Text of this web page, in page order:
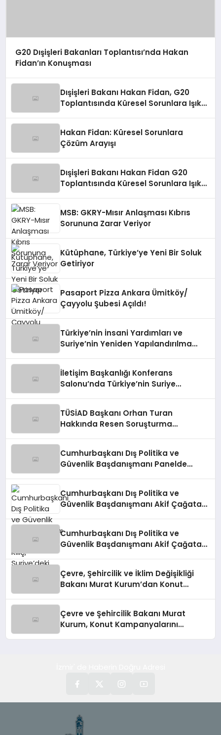
G20 Dışişleri Bakanları Toplantısı’nda Hakan
Fidan’ın Konuşması
Dışişleri Bakanı Hakan Fidan, G20
Toplantısında Küresel Sorunlara Işık
Hakan Fidan: Küresel Sorunlara
Çözüm Arayışı
Dışişleri Bakanı Hakan Fidan G20
Toplantısında Küresel Sorunlara Işık
MSB: GKRY-Mısır Anlaşması Kıbrıs
Sorununa Zarar Veriyor
Kütüphane, Türkiye’ye Yeni Bir Soluk
Getiriyor
Pasaport Pizza Ankara Ümitköy/
Çayyolu Şubesi Açıldı!
Türkiye’nin İnsani Yardımları ve
Suriye’nin Yeniden Yapılandırılma
İletişim Başkanlığı Konferans
Salonu’nda Türkiye’nin Suriye
TÜSİAD Başkanı Orhan Turan
Hakkında Resen Soruşturma
Cumhurbaşkanı Dış Politika ve
Güvenlik Başdanışmanı Panelde
Cumhurbaşkanı Dış Politika ve
Güvenlik Başdanışmanı Akif Çağatay
Cumhurbaşkanı Dış Politika ve
Güvenlik Başdanışmanı Akif Çağatay
Çevre, Şehircilik ve İklim Değişikliği
Bakanı Murat Kurum’dan Konut
Çevre ve Şehircilik Bakanı Murat
Kurum, Konut Kampanyalarını